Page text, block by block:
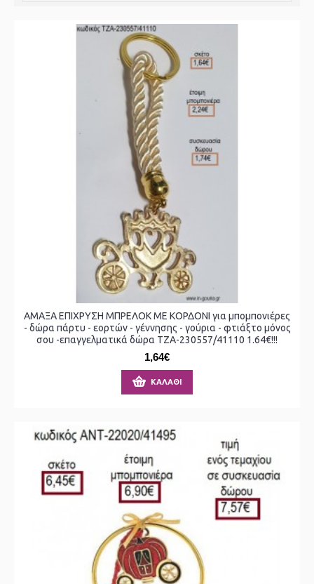
ΑΜΑΞΑ ΕΠΙΧΡΥΣΗ ΜΠΡΕΛΟΚ ΜΕ ΚΟΡΔΟΝΙ για μπομπονιέρες
- δώρα πάρτυ - εορτών - γέννησης - γούρια - φτιάξτο μόνος
σου -επαγγελματικά δώρα ΤΖΑ-230557/41110 1.64€!!!
1,64€
ΚΑΛΆΘΙ